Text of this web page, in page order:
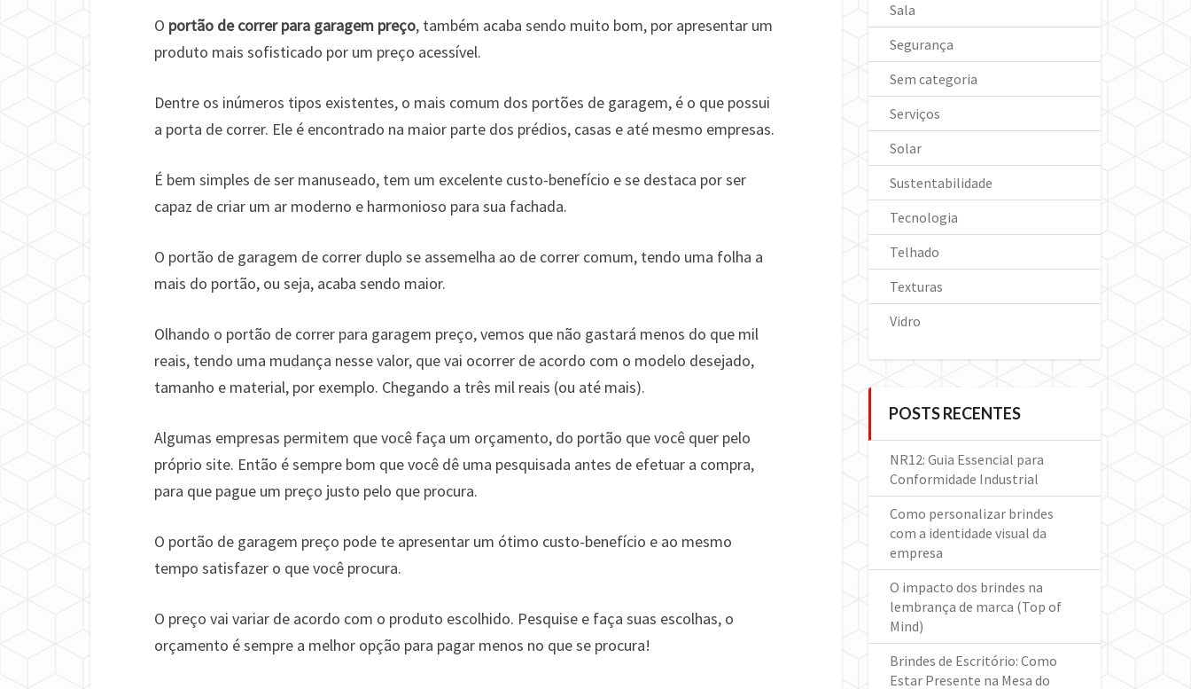
O portão de correr para garagem preço, também acaba sendo muito bom, por apresentar um
produto mais sofisticado por um preço acessível.
Dentre os inúmeros tipos existentes, o mais comum dos portões de garagem, é o que possui
a porta de correr. Ele é encontrado na maior parte dos prédios, casas e até mesmo empresas.
É bem simples de ser manuseado, tem um excelente custo-benefício e se destaca por ser
capaz de criar um ar moderno e harmonioso para sua fachada.
O portão de garagem de correr duplo se assemelha ao de correr comum, tendo uma folha a
mais do portão, ou seja, acaba sendo maior.
Olhando o portão de correr para garagem preço, vemos que não gastará menos do que mil
reais, tendo uma mudança nesse valor, que vai ocorrer de acordo com o modelo desejado,
tamanho e material, por exemplo. Chegando a três mil reais (ou até mais).
Algumas empresas permitem que você faça um orçamento, do portão que você quer pelo
próprio site. Então é sempre bom que você dê uma pesquisada antes de efetuar a compra,
para que pague um preço justo pelo que procura.
O portão de garagem preço pode te apresentar um ótimo custo-benefício e ao mesmo
tempo satisfazer o que você procura.
O preço vai variar de acordo com o produto escolhido. Pesquise e faça suas escolhas, o
orçamento é sempre a melhor opção para pagar menos no que se procura!
Sala
Segurança
Sem categoria
Serviços
Solar
Sustentabilidade
Tecnologia
Telhado
Texturas
Vidro
POSTS RECENTES
NR12: Guia Essencial para
Conformidade Industrial
Como personalizar brindes
com a identidade visual da
empresa
O impacto dos brindes na
lembrança de marca (Top of
Mind)
Brindes de Escritório: Como
Estar Presente na Mesa do